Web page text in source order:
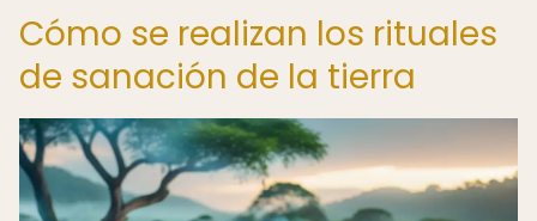
Cómo se realizan los rituales
de sanación de la tierra